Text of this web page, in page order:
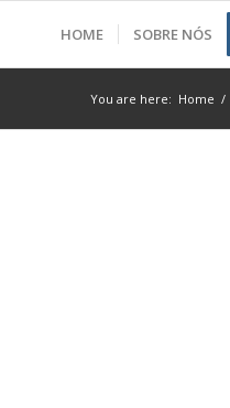
HOME SOBRE NÓS
You are here: Home /